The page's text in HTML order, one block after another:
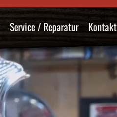
Service / Reparatur Kontakt